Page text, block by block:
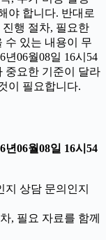
야 합니다. 반대로
행 절차, 필요한
수 있는 내용이 무
06월08일 16시54
중요한 기준이 달라
이 필요합니다.
06월08일 16시54
상담 문의인지
, 필요 자료를 함께